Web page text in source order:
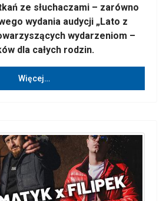
ze słuchaczami – zarówno
wydania audycji „Lato z
wydarzeniom –
dla całych rodzin.
Więcej…